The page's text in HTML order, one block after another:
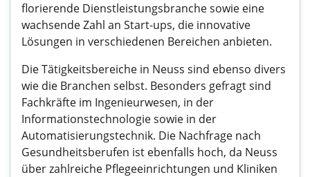
florierende Dienstleistungsbranche sowie eine
wachsende Zahl an Start-ups, die innovative
Lösungen in verschiedenen Bereichen anbieten.
Die Tätigkeitsbereiche in Neuss sind ebenso divers
wie die Branchen selbst. Besonders gefragt sind
Fachkräfte im Ingenieurwesen, in der
Informationstechnologie sowie in der
Automatisierungstechnik. Die Nachfrage nach
Gesundheitsberufen ist ebenfalls hoch, da Neuss
über zahlreiche Pflegeeinrichtungen und Kliniken